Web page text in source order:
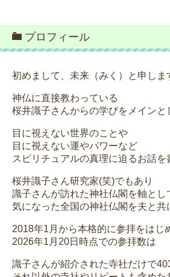
プロフィール
初めまして、未来（みく）と申しま
神仏に直接教わっている
桜井識子さんからの学びをメインと
目に視えない世界のことや
目に視えない運やパワーなど
スピリチュアルの真理に迫るお話を
桜井識子さん研究家(笑)でもあり
識子さんが訪れた神社仏閣を軸とし
気になった全国の神社仏閣を夫と共
2018年1月から本格的に参拝をはじ
2026年1月20日時点での参拝数は
識子さんが紹介された寺社だけで